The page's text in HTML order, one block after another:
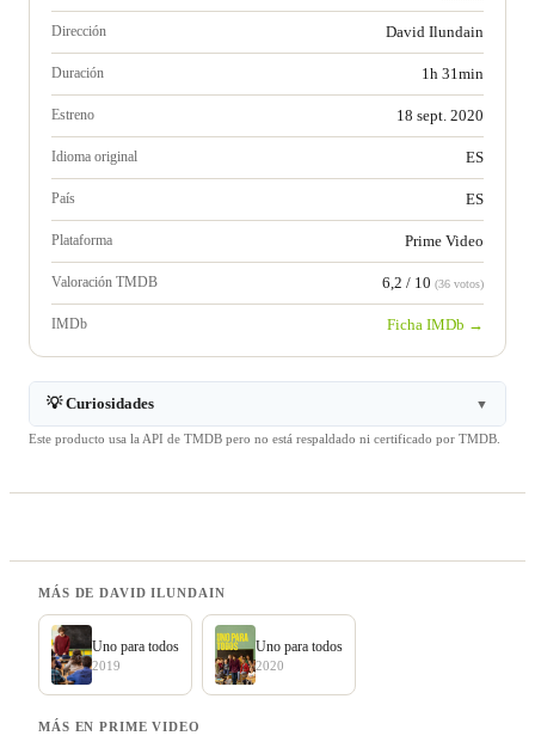
Dirección David Ilundain
Duración 1h 31min
Estreno 18 sept. 2020
Idioma original ES
País ES
Plataforma Prime Video
Valoración TMDB 6,2 / 10 (36 votos)
IMDb Ficha IMDb →
💡 Curiosidades ▼
Este producto usa la API de TMDB pero no está respaldado ni certificado por TMDB.
MÁS DE DAVID ILUNDAIN
Uno para todos
2019
Uno para todos
2020
MÁS EN PRIME VIDEO